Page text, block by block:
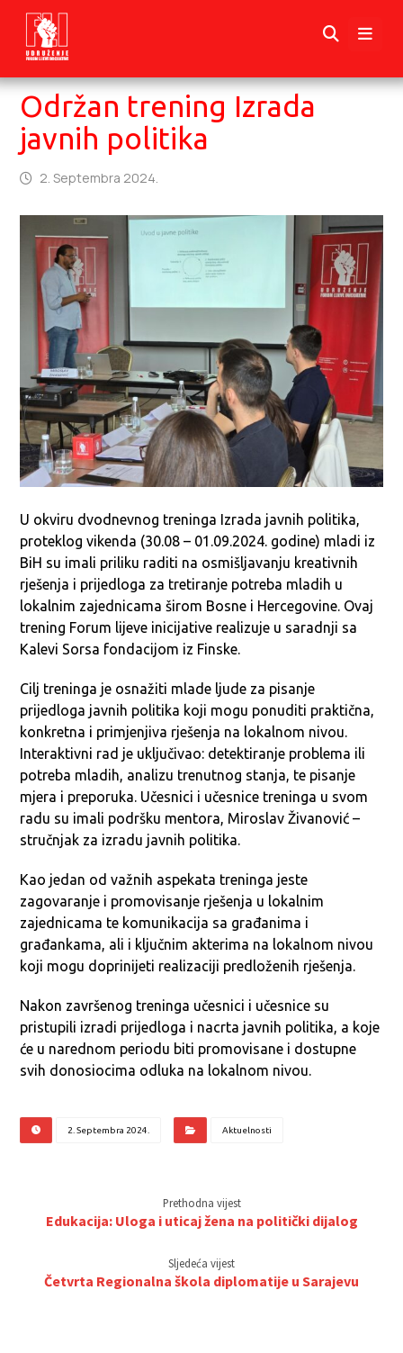
Održan trening Izrada
javnih politika
2. Septembra 2024.
U okviru dvodnevnog treninga Izrada javnih politika,
proteklog vikenda (30.08 – 01.09.2024. godine) mladi iz
BiH su imali priliku raditi na osmišljavanju kreativnih
rješenja i prijedloga za tretiranje potreba mladih u
lokalnim zajednicama širom Bosne i Hercegovine. Ovaj
trening Forum lijeve inicijative realizuje u saradnji sa
Kalevi Sorsa fondacijom iz Finske.
Cilj treninga je osnažiti mlade ljude za pisanje
prijedloga javnih politika koji mogu ponuditi praktična,
konkretna i primjenjiva rješenja na lokalnom nivou.
Interaktivni rad je uključivao: detektiranje problema ili
potreba mladih, analizu trenutnog stanja, te pisanje
mjera i preporuka. Učesnici i učesnice treninga u svom
radu su imali podršku mentora, Miroslav Živanović –
stručnjak za izradu javnih politika.
Kao jedan od važnih aspekata treninga jeste
zagovaranje i promovisanje rješenja u lokalnim
zajednicama te komunikacija sa građanima i
građankama, ali i ključnim akterima na lokalnom nivou
koji mogu doprinijeti realizaciji predloženih rješenja.
Nakon završenog treninga učesnici i učesnice su
pristupili izradi prijedloga i nacrta javnih politika, a koje
će u narednom periodu biti promovisane i dostupne
svih donosiocima odluka na lokalnom nivou.
2. Septembra 2024. Aktuelnosti
Prethodna vijest
Edukacija: Uloga i uticaj žena na politički dijalog
Sljedeća vijest
Četvrta Regionalna škola diplomatije u Sarajevu